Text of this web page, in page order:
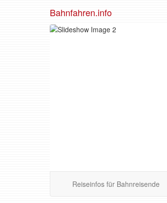
Bahnfahren.info
Reiseinfos für Bahnreisende